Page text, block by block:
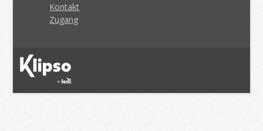
Kontakt
Zugang